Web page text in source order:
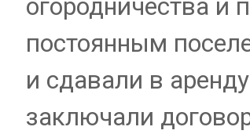
огородничества и
постоянным
и сдавали в
заключали